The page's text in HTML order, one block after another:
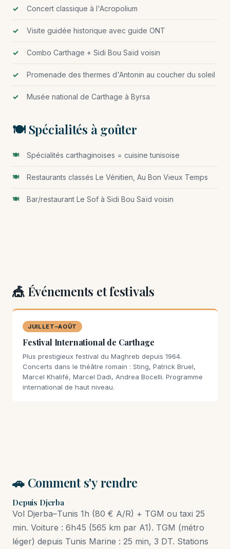
Concert classique à l'Acropolium
Visite guidée historique avec guide ONT
Combo Carthage + Sidi Bou Saïd voisin
Promenade des thermes d'Antonin au coucher du soleil
Musée national de Carthage à Byrsa
🍽️ Spécialités à goûter
Spécialités carthaginoises = cuisine tunisoise
Restaurants classés Le Vénitien, Au Bon Vieux Temps
Bar/restaurant Le Sof à Sidi Bou Saïd voisin
🎪 Événements et festivals
JUILLET–AOÛT
Festival International de Carthage
Plus prestigieux festival du Maghreb depuis 1964.
Concerts dans le théâtre romain : Sting, Patrick Bruel,
Marcel Khalifé, Marcel Dadi, Andrea Bocelli. Programme
international de haut niveau.
🚗 Comment s'y rendre
Depuis Djerba
Vol Djerba–Tunis 1h (80 € A/R) + TGM ou taxi 25
min. Voiture : 6h45 (565 km par A1). TGM (métro
léger) depuis Tunis Marine : 25 min, 3 DT. Stations